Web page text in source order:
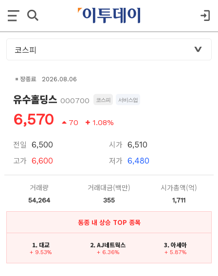
장종료 2026.08.06
유수홀딩스 000700 코스피 서비스업
6,570 70 1.08%
전일 6,500
고가 6,600
시가 6,510
저가 6,480
거래량
54,264
거래대금(백만)
355
시가총액(억)
1,711
동종 내 상승 TOP 종목
1. 대교
+ 9.53%
2. AJ네트웍스
+ 6.36%
3. 아세아
+ 5.87%